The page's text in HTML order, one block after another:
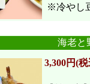
※冷やし
海老
3,300円(